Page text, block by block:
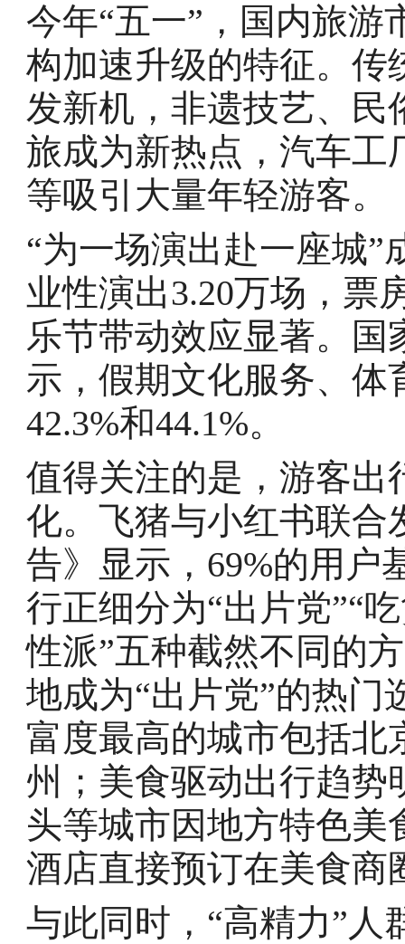
今年“五一”，国内旅
构加速升级的特征。传
发新机，非遗技艺、民
旅成为新热点，汽车工
等吸引大量年轻游客。
“为一场演出赴一座城
业性演出3.20万场，票
乐节带动效应显著。
示，假期文化服务、体
42.3%和44.1%。
值得关注的是，游客出
化。飞猪与小红书联合
告》显示，69%的用户
行正细分为“出片党”“
性派”五种截然不同的
地成为“出片党”的热
富度最高的城市包括北
州；美食驱动出行趋势
头等城市因地方特色
酒店直接预订在美食商
与此同时，“高精力”